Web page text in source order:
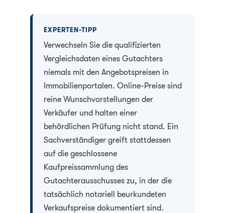
EXPERTEN-TIPP
Verwechseln Sie die qualifizierten
Vergleichsdaten eines Gutachters
niemals mit den Angebotspreisen in
Immobilienportalen. Online-Preise sind
reine Wunschvorstellungen der
Verkäufer und halten einer
behördlichen Prüfung nicht stand. Ein
Sachverständiger greift stattdessen
auf die geschlossene
Kaufpreissammlung des
Gutachterausschusses zu, in der die
tatsächlich notariell beurkundeten
Verkaufspreise dokumentiert sind.